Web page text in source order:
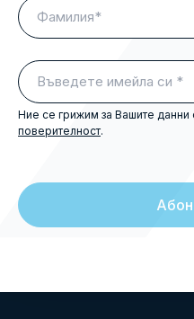
Въведете
имейла
си
(Задължителни)
Ние се грижим за Вашите данни
поверителност.